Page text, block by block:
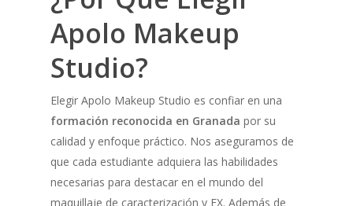
Apolo Makeup
Studio?
Elegir Apolo Makeup Studio es confiar en una
formación reconocida en Granada por su
calidad y enfoque práctico. Nos aseguramos de
que cada estudiante adquiera las habilidades
necesarias para destacar en el mundo del
maquillaje de caracterización y FX. Además de